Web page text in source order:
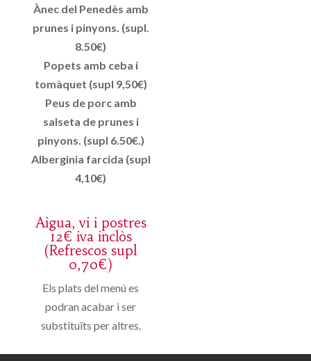
Ànec del Penedès amb
prunes i pinyons. (supl.
8.50€)
Popets amb ceba i
tomàquet (supl 9,50€)
Peus de porc amb
salseta de prunes i
pinyons. (supl 6.50€.)
Alberginia farcida (supl
4,10€)
Aigua, vi i postres
12€ iva inclòs
(Refrescos supl
0,70€)
Els plats del menú es
podran acabar i ser
substituïts per altres.